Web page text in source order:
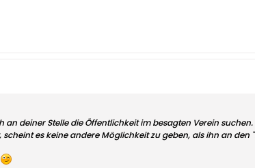
deiner Stelle die Öffentlichkeit im besagten Verein suchen.
es keine andere Möglichkeit zu geben, als ihn an den